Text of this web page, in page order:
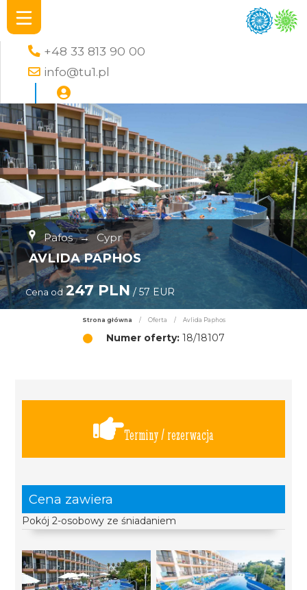
+48 33 813 90 00
info@tu1.pl
Pafos → Cypr
AVLIDA PAPHOS
Cena od 247 PLN / 57 EUR
Strona główna / Oferta / Avlida Paphos
Numer oferty:18/18107
Terminy / rezerwacja
Cena zawiera
Pokój 2-osobowy ze śniadaniem